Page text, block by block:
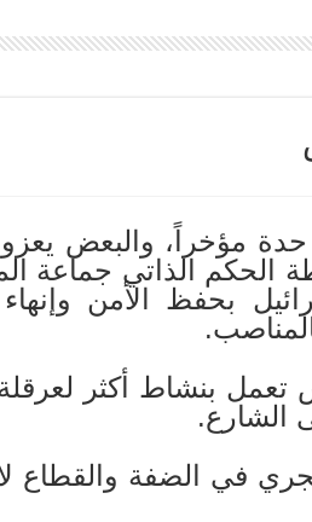
مؤخراً، والبعض
الحكم الذاتي جماعة
بحفظ الأمن وإنهاء
بنشاط أكثر
الشارع.
في الضفة والقطاع